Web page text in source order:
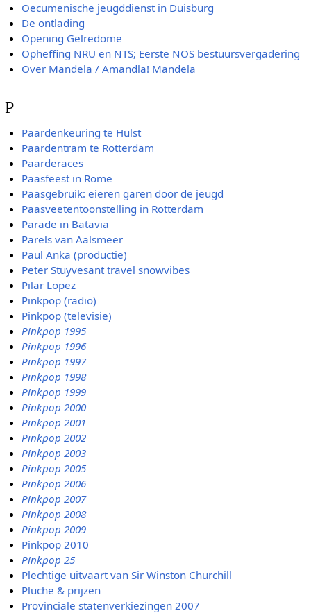
Oecumenische jeugddienst in Duisburg
De ontlading
Opening Gelredome
Opheffing NRU en NTS; Eerste NOS bestuursvergadering
Over Mandela / Amandla! Mandela
P
Paardenkeuring te Hulst
Paardentram te Rotterdam
Paarderaces
Paasfeest in Rome
Paasgebruik: eieren garen door de jeugd
Paasveetentoonstelling in Rotterdam
Parade in Batavia
Parels van Aalsmeer
Paul Anka (productie)
Peter Stuyvesant travel snowvibes
Pilar Lopez
Pinkpop (radio)
Pinkpop (televisie)
Pinkpop 1995
Pinkpop 1996
Pinkpop 1997
Pinkpop 1998
Pinkpop 1999
Pinkpop 2000
Pinkpop 2001
Pinkpop 2002
Pinkpop 2003
Pinkpop 2005
Pinkpop 2006
Pinkpop 2007
Pinkpop 2008
Pinkpop 2009
Pinkpop 2010
Pinkpop 25
Plechtige uitvaart van Sir Winston Churchill
Pluche & prijzen
Provinciale statenverkiezingen 2007